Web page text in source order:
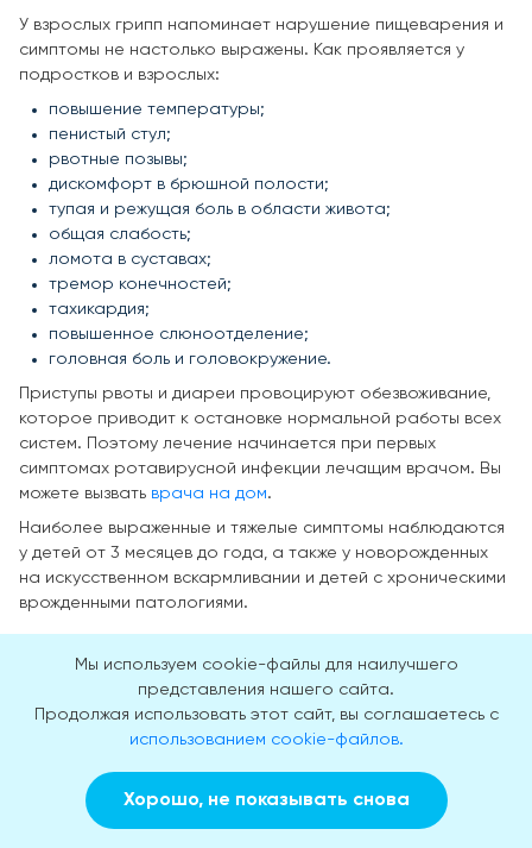
У взрослых грипп напоминает нарушение пищеварения и
симптомы не настолько выражены. Как проявляется у
подростков и взрослых:
повышение температуры;
пенистый стул;
рвотные позывы;
дискомфорт в брюшной полости;
тупая и режущая боль в области живота;
общая слабость;
ломота в суставах;
тремор конечностей;
тахикардия;
повышенное слюноотделение;
головная боль и головокружение.
Приступы рвоты и диареи провоцируют обезвоживание,
которое приводит к остановке нормальной работы всех
систем. Поэтому лечение начинается при первых
симптомах ротавирусной инфекции лечащим врачом. Вы
можете вызвать врача на дом.
Наиболее выраженные и тяжелые симптомы наблюдаются
у детей от 3 месяцев до года, а также у новорожденных
на искусственном вскармливании и детей с хроническими
врожденными патологиями.
Мы используем cookie-файлы для наилучшего
представления нашего сайта.
Продолжая использовать этот сайт, вы соглашаетесь с
использованием cookie-файлов.
Хорошо, не показывать снова
Заказать звонок Вызвать врача на дом